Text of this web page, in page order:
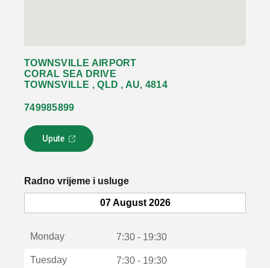
TOWNSVILLE AIRPORT
CORAL SEA DRIVE
TOWNSVILLE , QLD , AU, 4814
749985899
Upute
L
i
k
o
Radno vrijeme i usluge
07 August 2026
Monday 7:30 - 19:30
Tuesday 7:30 - 19:30